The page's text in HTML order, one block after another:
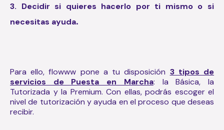
3. Decidir si quieres hacerlo por ti mismo o si
necesitas ayuda.
Para ello, flowww pone a tu disposición 3 tipos de
servicios de Puesta en Marcha: la Básica, la
Tutorizada y la Premium. Con ellas, podrás escoger el
nivel de tutorización y ayuda en el proceso que deseas
recibir.